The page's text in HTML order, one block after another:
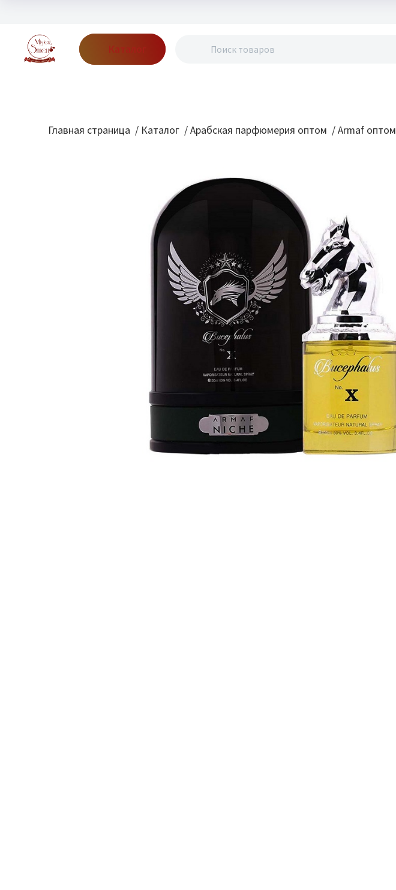
Каталог
Главная страница / Каталог / Арабская парфюмерия оптом / Armaf оптом